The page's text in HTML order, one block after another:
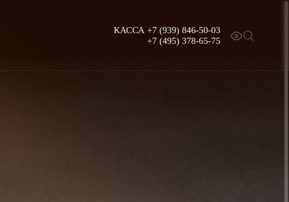
КАССА +7 (939) 846-50-03
+7 (495) 378-65-75